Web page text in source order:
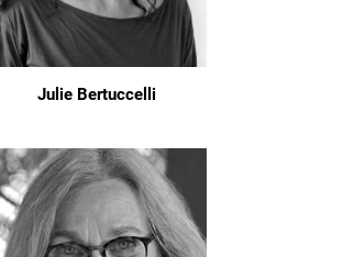
Julie Bertuccelli